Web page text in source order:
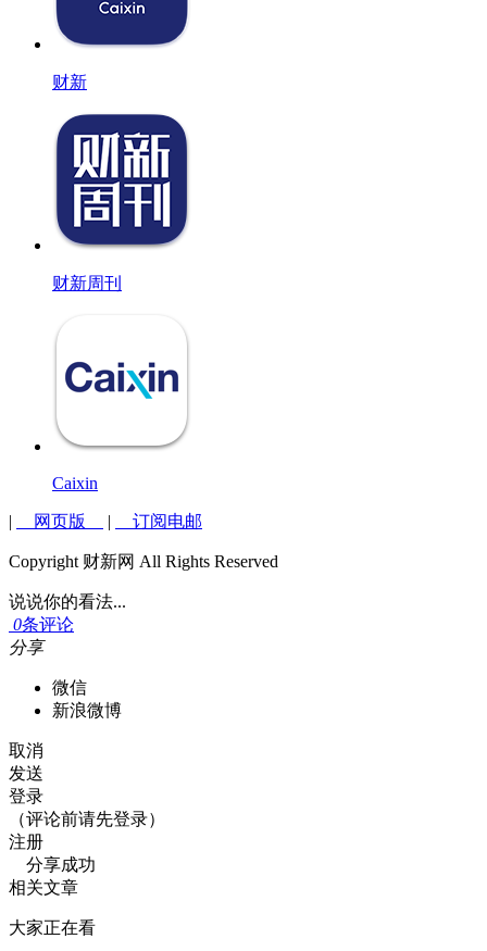
财新
财新周刊
Caixin
| 网页版 | 订阅电邮
Copyright 财新网 All Rights Reserved
说说你的看法...
0条评论
分享
微信
新浪微博
取消
发送
登录
（评论前请先登录）
注册
分享成功
相关文章
大家正在看